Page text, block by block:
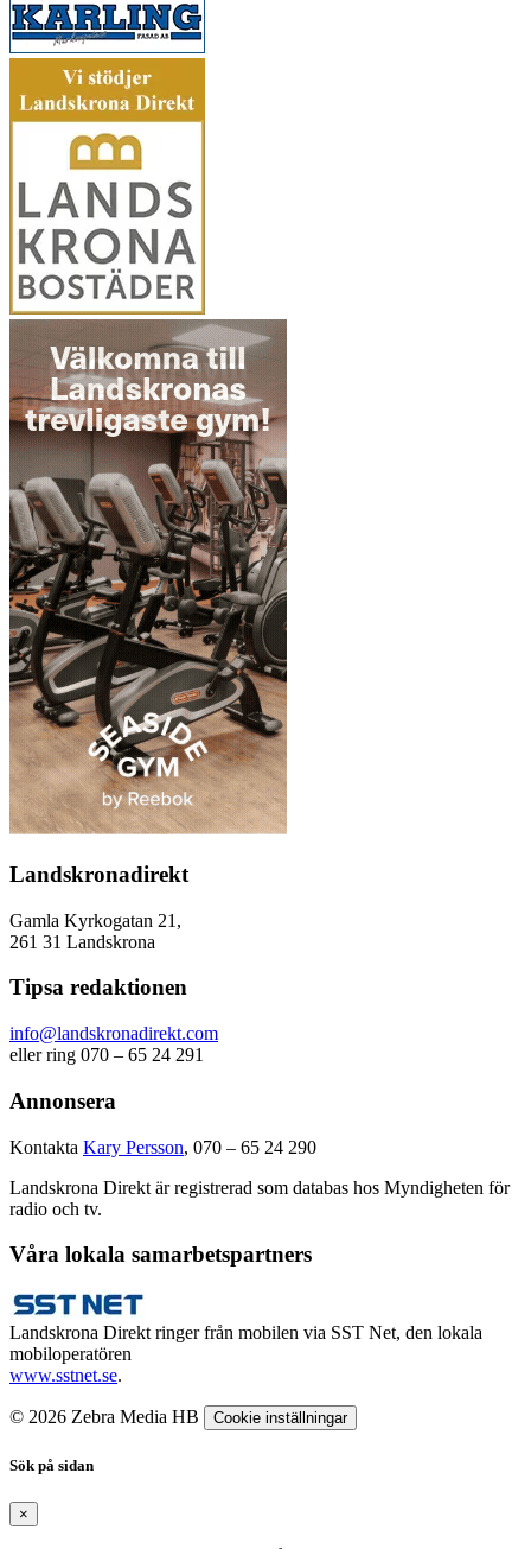
Landskronadirekt
Gamla Kyrkogatan 21,
261 31 Landskrona
Tipsa redaktionen
info@landskronadirekt.com
eller ring 070 – 65 24 291
Annonsera
Kontakta Kary Persson, 070 – 65 24 290
Landskrona Direkt är registrerad som databas hos Myndigheten för
radio och tv.
Våra lokala samarbetspartners
Landskrona Direkt ringer från mobilen via SST Net, den lokala
mobiloperatören
www.sstnet.se.
© 2026 Zebra Media HB Cookie inställningar
Sök på sidan
×